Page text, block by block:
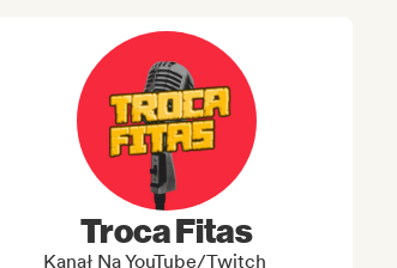
Troca Fitas
Kanał Na YouTube/Twitch